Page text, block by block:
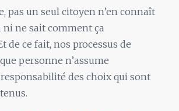
pas unseul citoyen n’en connaît
ni ne sait comment ça
de ce fait, nos processus de
personne n’assume
responsabilité des choix qui sont